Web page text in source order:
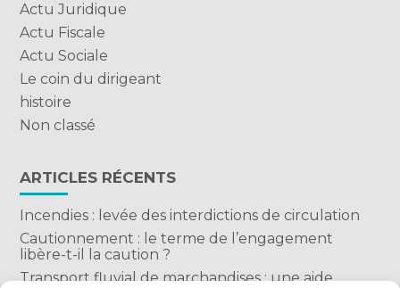
Actu Juridique
Actu Fiscale
Actu Sociale
Le coin du dirigeant
histoire
Non classé
ARTICLES RÉCENTS
Incendies : levée des interdictions de circulation
Cautionnement : le terme de l’engagement
libère-t-il la caution ?
Transport fluvial de marchandises : une aide